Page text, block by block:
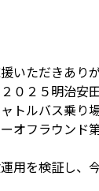
いただきあり
０２５明治
トルバス乗り
オフラウンド
用を検証し、